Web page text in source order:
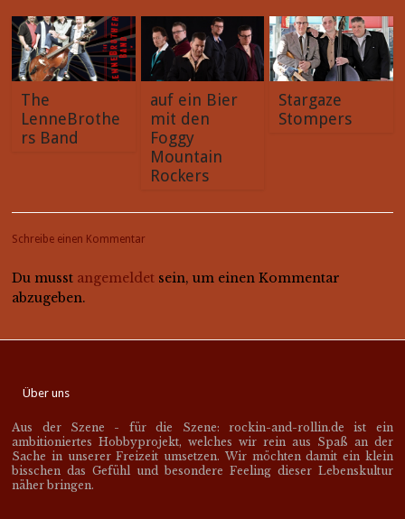
The
LenneBrothe
rs Band
auf ein Bier
mit den
Foggy
Mountain
Rockers
Stargaze
Stompers
Schreibe einen Kommentar
Du musst angemeldet sein, um einen Kommentar
abzugeben.
Über uns
Aus der Szene - für die Szene: rockin-and-rollin.de ist ein
ambitioniertes Hobbyprojekt, welches wir rein aus Spaß an der
Sache in unserer Freizeit umsetzen. Wir möchten damit ein klein
bisschen das Gefühl und besondere Feeling dieser Lebenskultur
näher bringen.